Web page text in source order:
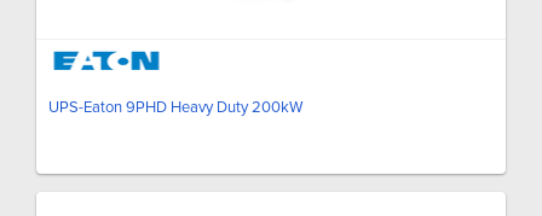
UPS-Eaton 9PHD Heavy Duty 200kW